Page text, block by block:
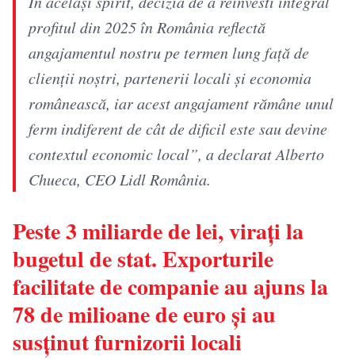
profitul din 2025 în România reflectă
angajamentul nostru pe termen lung față de
clienții noștri, partenerii locali și economia
românească, iar acest angajament rămâne unul
ferm indiferent de cât de dificil este sau devine
contextul economic local”, a declarat Alberto
Chueca, CEO Lidl România.
Peste 3 miliarde de lei, virați la
bugetul de stat. Exporturile
facilitate de companie au ajuns la
78 de milioane de euro și au
susținut furnizorii locali